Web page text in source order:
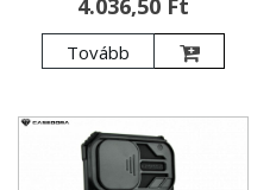
4.036,50 Ft
Tovább